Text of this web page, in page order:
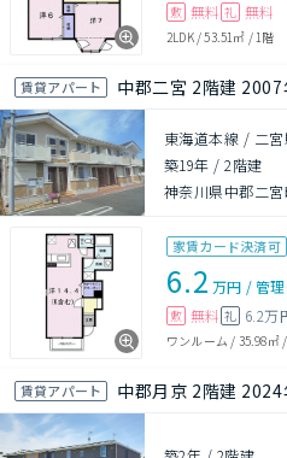
敷 無料 礼 無料
2LDK/53.51㎡ /1階
賃貸アパート 中郡二宮 2階建 2007
東海道本線 / 二
築19年 /2階建
神奈川県中郡二
家賃カード決済可
6.2 万円 /管
敷 無料 礼 6.2万
ワンルーム / 35.98㎡/
賃貸アパート 中郡月京 2階建 2024